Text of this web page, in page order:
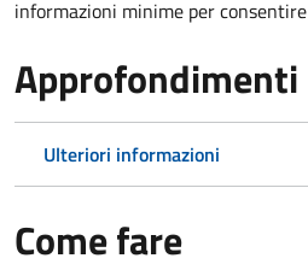
informazioni minime per
Approfondimenti
Ulteriori informazioni
Come fare